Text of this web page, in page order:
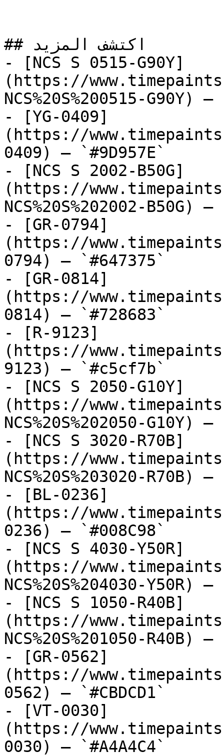
## اكتشف المزيد
- [NCS S 0515-G90Y]
(https://
NCS%20S%200515-G90Y)
- [YG-0409]
(https://
0409) — `#9D957E`
- [NCS S 2002-B50G]
(https://
NCS%20S%202002-B50G)
- [GR-0794]
(https://
0794) — `#647375`
- [GR-0814]
(https://
0814) — `#728683`
- [R-9123]
(https://
9123) — `#c5cf7b`
- [NCS S 2050-G10Y]
(https://
NCS%20S%202050-G10Y)
- [NCS S 3020-R70B]
(https://
NCS%20S%203020-R70B)
- [BL-0236]
(https://
0236) — `#008C98`
- [NCS S 4030-Y50R]
(https://
NCS%20S%204030-Y50R)
- [NCS S 1050-R40B]
(https://
NCS%20S%201050-R40B)
- [GR-0562]
(https://
0562) — `#CBDCD1`
- [VT-0030]
(https://
0030) — `#A4A4C4`